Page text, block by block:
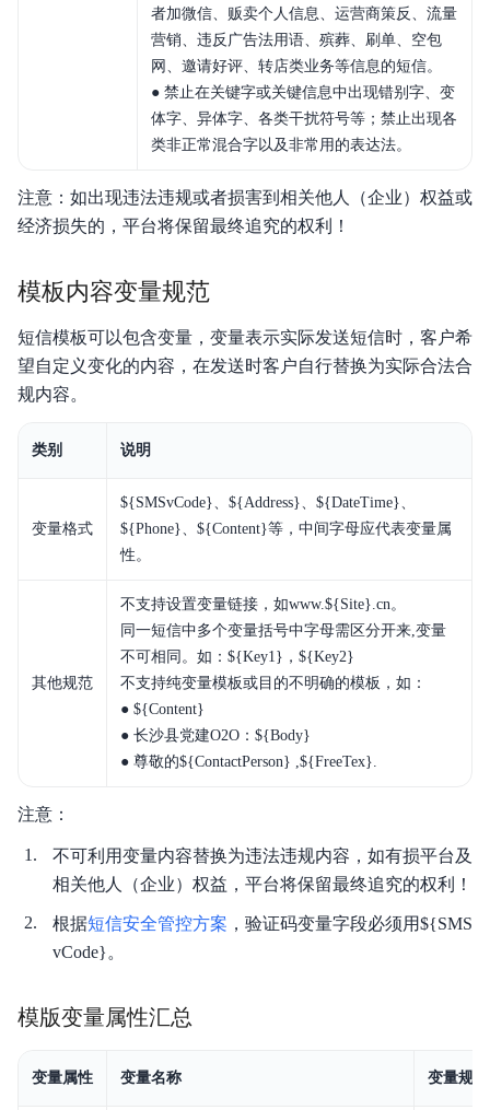
者加微信、贩卖个人信息、运营商策反、流量
营销、违反广告法用语、殡葬、刷单、空包
网、邀请好评、转店类业务等信息的短信。
● 禁止在关键字或关键信息中出现错别字、变
体字、异体字、各类干扰符号等；禁止出现各
类非正常混合字以及非常用的表达法。
注意：如出现违法违规或者损害到相关他人（企业）权益或
经济损失的，平台将保留最终追究的权利！
模板内容变量规范
短信模板可以包含变量，变量表示实际发送短信时，客户希
望自定义变化的内容，在发送时客户自行替换为实际合法合
规内容。
类别 说明
变量格式
${SMSvCode}、${Address}、${DateTime}、
${Phone}、${Content}等，中间字母应代表变量属
性。
其他规范
不支持设置变量链接，如www.${Site}.cn。
同一短信中多个变量括号中字母需区分开来,变量
不可相同。如：${Key1}，${Key2}
不支持纯变量模板或目的不明确的模板，如：
● ${Content}
● 长沙县党建O2O：${Body}
● 尊敬的${ContactPerson} ,${FreeTex}.
注意：
不可利用变量内容替换为违法违规内容，如有损平台及
相关他人（企业）权益，平台将保留最终追究的权利！
根据短信安全管控方案 ，验证码变量字段必须用${SMS
vCode}。
模版变量属性汇总
变量属性 变量名称 变量规范